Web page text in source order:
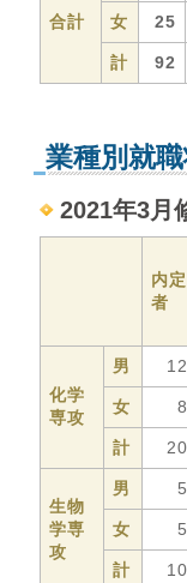
合計 女 25
計 92
業種別就
2021年3月
内定
者
化学
専攻
男 12
女 8
計 20
生物
学専
攻
男 5
女 5
計 10